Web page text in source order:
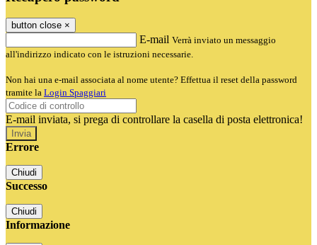
button close ×
E-mail Verrà inviato un messaggio
all'indirizzo indicato con le istruzioni necessarie.
Non hai una e-mail associata al nome utente? Effettua il reset della password
tramite la Login Spaggiari
E-mail inviata, si prega di controllare la casella di posta elettronica!
Errore
Chiudi
Successo
Chiudi
Informazione